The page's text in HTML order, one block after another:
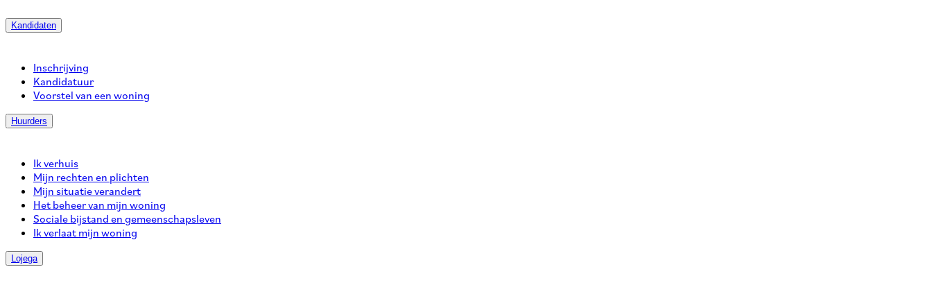
Kandidaten
Inschrijving
Kandidatuur
Voorstel van een woning
Huurders
Ik verhuis
Mijn rechten en plichten
Mijn situatie verandert
Het beheer van mijn woning
Sociale bijstand en gemeenschapsleven
Ik verlaat mijn woning
Lojega